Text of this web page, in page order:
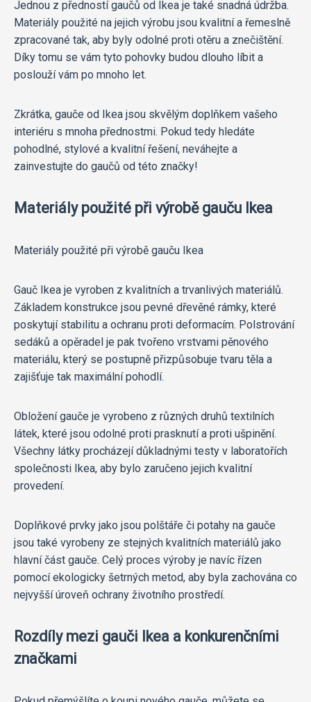
Jednou z předností gaučů od Ikea je také snadná údržba.
Materiály použité na jejich výrobu jsou kvalitní a řemeslně
zpracované tak, aby byly odolné proti otěru a znečištění.
Díky tomu se vám tyto pohovky budou dlouho líbit a
poslouží vám po mnoho let.
Zkrátka, gauče od Ikea jsou skvělým doplňkem vašeho
interiéru s mnoha přednostmi. Pokud tedy hledáte
pohodlné, stylové a kvalitní řešení, neváhejte a
zainvestujte do gaučů od této značky!
Materiály použité při výrobě gauču Ikea
Materiály použité při výrobě gauču Ikea
Gauč Ikea je vyroben z kvalitních a trvanlivých materiálů.
Základem konstrukce jsou pevné dřevěné rámky, které
poskytují stabilitu a ochranu proti deformacím. Polstrování
sedáků a opěradel je pak tvořeno vrstvami pěnového
materiálu, který se postupně přizpůsobuje tvaru těla a
zajišťuje tak maximální pohodlí.
Obložení gauče je vyrobeno z různých druhů textilních
látek, které jsou odolné proti prasknutí a proti ušpinění.
Všechny látky procházejí důkladnými testy v laboratořích
společnosti Ikea, aby bylo zaručeno jejich kvalitní
provedení.
Doplňkové prvky jako jsou polštáře či potahy na gauče
jsou také vyrobeny ze stejných kvalitních materiálů jako
hlavní část gauče. Celý proces výroby je navíc řízen
pomocí ekologicky šetrných metod, aby byla zachována co
nejvyšší úroveň ochrany životního prostředí.
Rozdíly mezi gauči Ikea a konkurenčními
značkami